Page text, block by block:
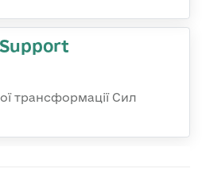
трансформації Сил